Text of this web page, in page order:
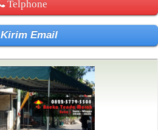
Telphone
Kirim Email